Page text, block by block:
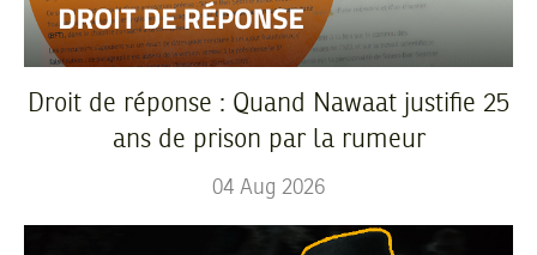
Droit de réponse : Quand Nawaat justifie 25
ans de prison par la rumeur
04 Aug 2026